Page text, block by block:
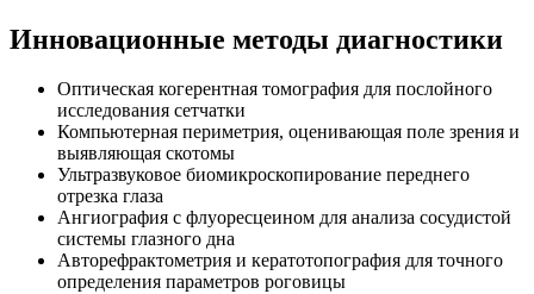
Инновационные методы диагностики
Оптическая когерентная томография для послойного
исследования сетчатки
Компьютерная периметрия, оценивающая поле зрения и
выявляющая скотомы
Ультразвуковое биомикроскопирование переднего
отрезка глаза
Ангиография с флуоресцеином для анализа сосудистой
системы глазного дна
Авторефрактометрия и кератотопография для точного
определения параметров роговицы